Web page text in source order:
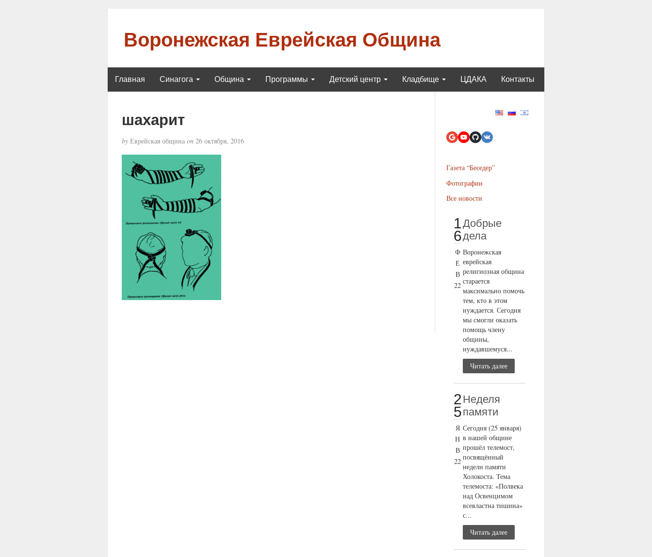
Воронежская Еврейская Община
Главная Синагога Община Программы Детский центр Кладбище ЦДАКА Контакты
шахарит
byЕврейская община on26 октября, 2016
Газета “Беседер”
Фотографии
Все новости
1
6
Ф
Е
В
22
Добрые
дела
Воронежская
еврейская
религиозная община
старается
максимально помочь
тем, кто в этом
нуждается. Сегодня
мы смогли оказать
помощь члену
общины,
нуждавшемуся...
Читать далее
2
5
Я
Н
В
22
Неделя
памяти
Сегодня (25 января)
в нашей общине
прошёл телемост,
посвящённый
недели памяти
Холокоста. Тема
телемоста: «Полвека
над Освенцимом
всевластна тишина»
с...
Читать далее